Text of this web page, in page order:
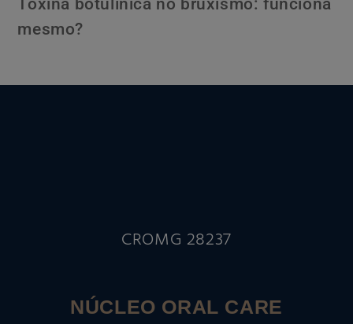
Toxina botulínica no bruxismo: funciona
mesmo?
CROMG 28237
NÚCLEO ORAL CARE